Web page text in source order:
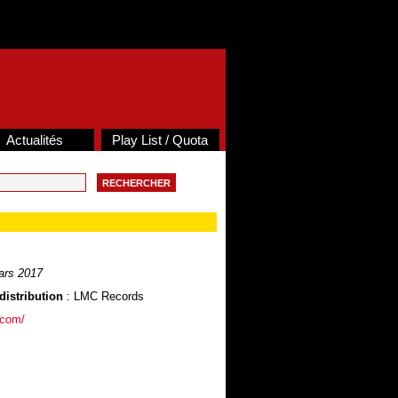
Actualités Play List / Quota
2017
: LMC Records